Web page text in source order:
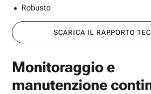
Robusto
SCARICA IL RAPPORTO
Monitoraggio e
manutenzione